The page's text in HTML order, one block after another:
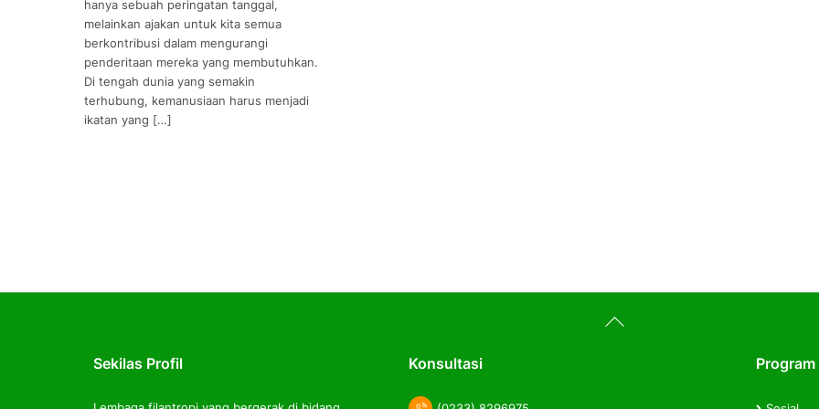
hanya sebuah peringatan tanggal,
melainkan ajakan untuk kita semua
berkontribusi dalam mengurangi
penderitaan mereka yang membutuhkan.
Di tengah dunia yang semakin
terhubung, kemanusiaan harus menjadi
ikatan yang […]
Back
To
Sekilas Profil Konsultasi Program